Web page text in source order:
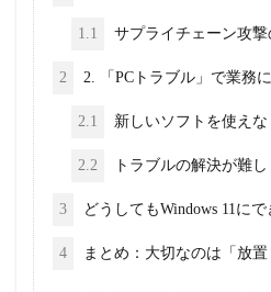
1.1 サプライチェーン攻撃
2 2. 「PCトラブル」で業務
2.1 新しいソフトを使えな
2.2 トラブルの解決が難
3 どうしてもWindows 11に
4 まとめ：大切なのは「放置